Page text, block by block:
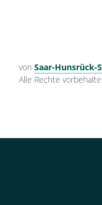
von Saar-Hunsrück-
Alle Rechte